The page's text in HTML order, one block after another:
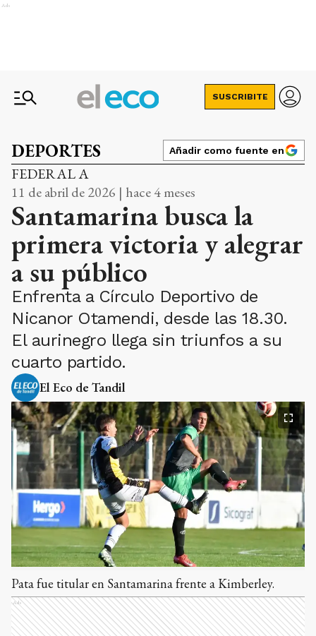
Ads
SUSCRIBITE
DEPORTES Añadir como fuente en
FEDERAL A
11 de abril de 2026 | hace 4 meses
Santamarina busca la
primera victoria y alegrar
a su público
Enfrenta a Círculo Deportivo de
Nicanor Otamendi, desde las 18.30.
El aurinegro llega sin triunfos a su
cuarto partido.
El Eco de Tandil
Pata fue titular en Santamarina frente a Kimberley.
Ads